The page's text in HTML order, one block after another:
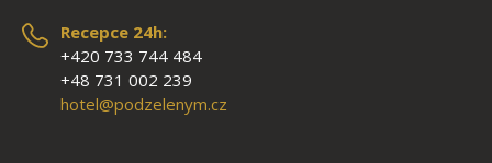
Recepce 24h:
+420 733 744 484
+48 731 002 239
hotel@podzelenym.cz